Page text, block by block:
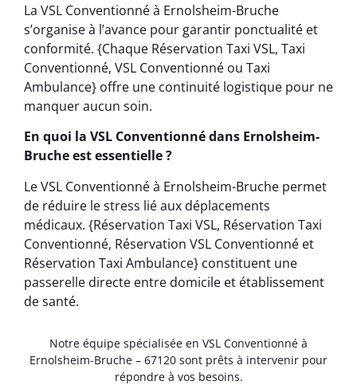
La VSL Conventionné à Ernolsheim-Bruche
s’organise à l’avance pour garantir ponctualité et
conformité. {Chaque Réservation Taxi VSL, Taxi
Conventionné, VSL Conventionné ou Taxi
Ambulance} offre une continuité logistique pour ne
manquer aucun soin.
En quoi la VSL Conventionné dans Ernolsheim-
Bruche est essentielle ?
Le VSL Conventionné à Ernolsheim-Bruche permet
de réduire le stress lié aux déplacements
médicaux. {Réservation Taxi VSL, Réservation Taxi
Conventionné, Réservation VSL Conventionné et
Réservation Taxi Ambulance} constituent une
passerelle directe entre domicile et établissement
de santé.
Notre équipe spécialisée en VSL Conventionné à
Ernolsheim-Bruche – 67120 sont prêts à intervenir pour
répondre à vos besoins.